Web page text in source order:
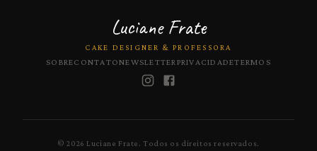
Luciane Frate
CAKE DESIGNER & PROFESSORA
SOBRECONTATONEWSLETTERPRIVACIDADETERMOS
©2026 Luciane Frate. Todos os direitos reservados.